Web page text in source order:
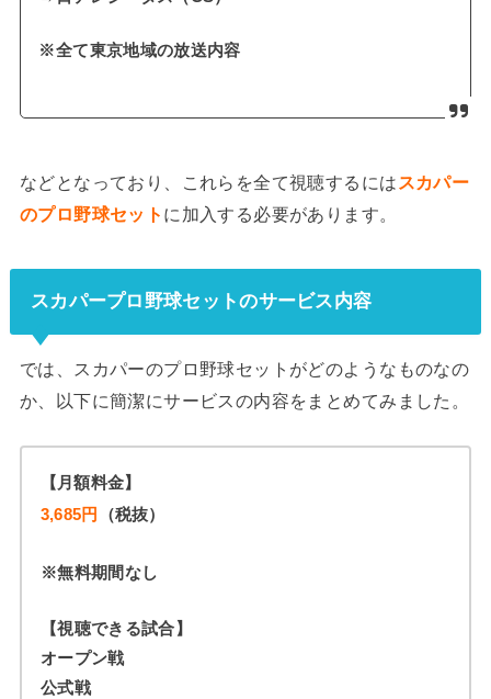
※全て東京地域の放送内容
などとなっており、これらを全て視聴するには スカパー
のプロ野球セット に加入する必要があります。
スカパープロ野球セットのサービス内容
では、スカパーのプロ野球セットがどのようなものなの
か、以下に簡潔にサービスの内容をまとめてみました。
【月額料金】
3,685円
（税抜）
※無料期間なし
【視聴できる試合】
オープン戦
公式戦